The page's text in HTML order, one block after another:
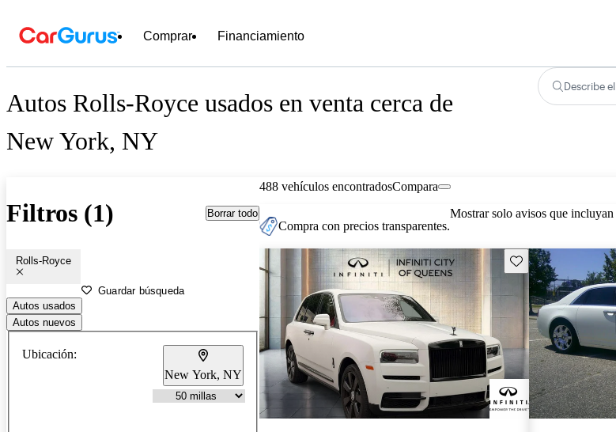
Comprar Financiamiento
Autos Rolls-Royce usados en venta cerca de
New York, NY
Describe
Filtros (1) Borrar todo
Rolls-Royce
Guardar búsqueda
Autos usados
Autos nuevos
Ubicación:
New York, NY
488 vehículos encontradosCompara
Compra con precios transparentes.
Mostrar solo avisos que
Guarda este Aviso